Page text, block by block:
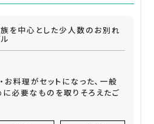
族を中心とした少人数のお別れ
お料理がセットになった、一般
必要なものを取りそろえたご